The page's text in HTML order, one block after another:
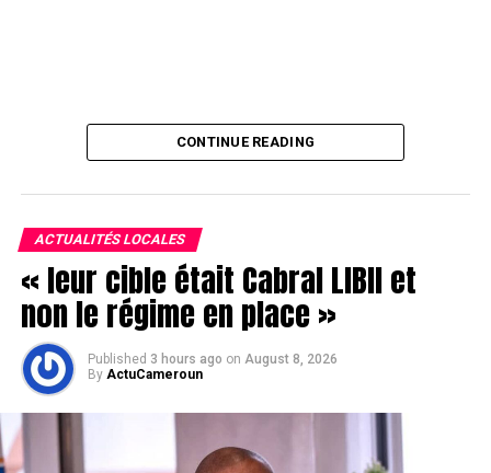
CONTINUE READING
ACTUALITÉS LOCALES
« leur cible était Cabral LIBII et
non le régime en place »
Published 3 hours ago on August 8, 2026
By ActuCameroun